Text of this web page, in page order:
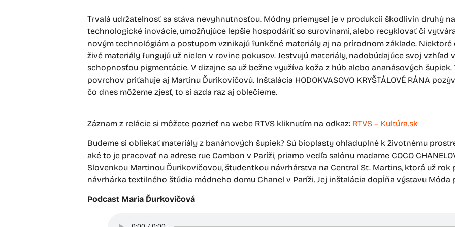
Trvalá udržateľnosť sa stáva nevyhnutnosťou. Módny priemysel je v produkcii škodlivín druhý
technologické inovácie, umožňujúce lepšie hospodáriť so surovinami, alebo recyklovať či
novým technológiám a postupom vznikajú funkčné materiály aj na prírodnom základe.
živé materiály fungujú už nielen v rovine pokusov. Jestvujú materiály, nadobúdajúce svoj vzhľad
schopnosťou pigmentácie. V dizajne sa už bežne využíva koža z húb alebo ananásových
povrchov priťahuje aj Martinu Ďurikovičovú. Inštalácia HODOKVASOVO KRYŠTÁLOVÉ RÁNA
čo dnes môžeme zjesť, to si azda raz aj oblečieme.
Záznam z relácie si môžete pozrieť na webe RTVS kliknutím na odkaz: RTVS – Kultúra.sk
Budeme si obliekať materiály z banánových šupiek? Sú bioplasty ohľaduplné k životnému
aké to je pracovať na adrese rue Cambon v Paríži, priamo vedľa salónu madame COCO
Slovenkou Martinou Ďurikovičovou, študentkou návrhárstva na Central St. Martins, ktorá už
návrhárka textilného štúdia módneho domu Chanel v Paríži. Jej inštalácia dopĺňa výstavu Móda
Podcast Maria Ďurkovičová